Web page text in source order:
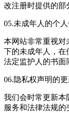
改注册时提供的部
05.未成年人的个
本网站非常重视对
下的未成年人，在
法定监护人的书面
06.隐私权声明的
我们会时常更新本
服务和法律法规